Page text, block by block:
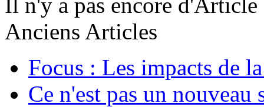
Anciens Articles
Focus : Les impacts de
Ce n'est pas un